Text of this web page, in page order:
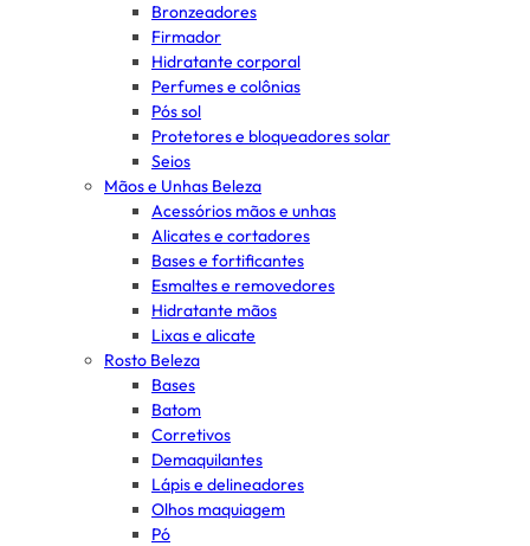
Bronzeadores
Firmador
Hidratante corporal
Perfumes e colônias
Pós sol
Protetores e bloqueadores solar
Seios
Mãos e Unhas Beleza
Acessórios mãos e unhas
Alicates e cortadores
Bases e fortificantes
Esmaltes e removedores
Hidratante mãos
Lixas e alicate
Rosto Beleza
Bases
Batom
Corretivos
Demaquilantes
Lápis e delineadores
Olhos maquiagem
Pó